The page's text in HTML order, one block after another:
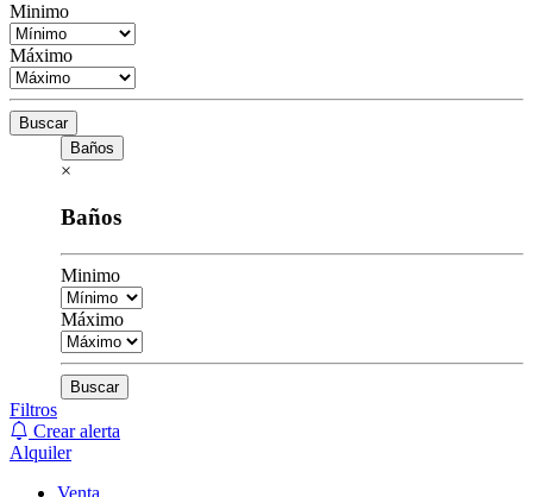
Minimo
Máximo
Buscar
Baños
×
Baños
Minimo
Máximo
Buscar
Filtros
Crear alerta
Alquiler
Venta